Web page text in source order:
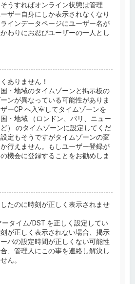
うすればオンライン状態は管理
ザー自身にしか表示されなくなり
インデータページにユーザー名が
わりにお忍びユーザーの一人とし
ありません！
・地域のタイムゾーンと掲示板の
ンが異なっている可能性がありま
ーCP へ入室してタイムゾーンを
・地域 （ロンドン、パリ、ニュー
） のタイムゾーンに設定してくだ
定もそうですがタイムゾーンの変
行えません。もしユーザー登録が
機会に登録することをお勧めしま
たのに時刻が正しく表示されませ
ータイム/DST を正しく設定してい
が正しく表示されない場合、掲示
バの設定時間が正しくない可能性
、管理人にこの事を連絡し解決し
ん。